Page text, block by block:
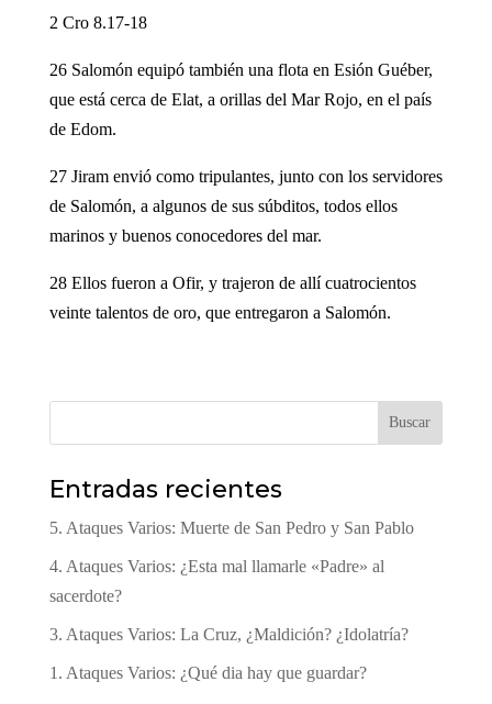
2 Cro 8.17-18
26 Salomón equipó también una flota en Esión Guéber,
que está cerca de Elat, a orillas del Mar Rojo, en el país
de Edom.
27 Jiram envió como tripulantes, junto con los servidores
de Salomón, a algunos de sus súbditos, todos ellos
marinos y buenos conocedores del mar.
28 Ellos fueron a Ofir, y trajeron de allí cuatrocientos
veinte talentos de oro, que entregaron a Salomón.
Buscar
Entradas recientes
5. Ataques Varios: Muerte de San Pedro y San Pablo
4. Ataques Varios: ¿Esta mal llamarle «Padre» al
sacerdote?
3. Ataques Varios: La Cruz, ¿Maldición? ¿Idolatría?
1. Ataques Varios: ¿Qué dia hay que guardar?